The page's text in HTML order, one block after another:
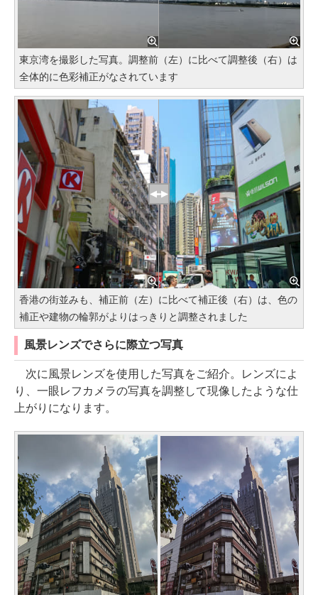
東京湾を撮影した写真。調整前（左）に比べて調整後（右）は
全体的に色彩補正がなされています
香港の街並みも、補正前（左）に比べて補正後（右）は、色の
補正や建物の輪郭がよりはっきりと調整されました
風景レンズでさらに際立つ写真
次に風景レンズを使用した写真をご紹介。レンズによ
り、一眼レフカメラの写真を調整して現像したような仕
上がりになります。